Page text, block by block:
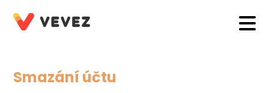
Smazání účtu